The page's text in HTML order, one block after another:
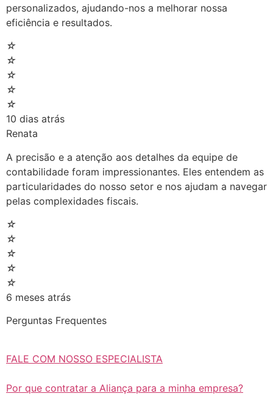
personalizados, ajudando-nos a melhorar nossa
eficiência e resultados.
☆
☆
☆
☆
☆
10 dias atrás
Renata
A precisão e a atenção aos detalhes da equipe de
contabilidade foram impressionantes. Eles entendem as
particularidades do nosso setor e nos ajudam a navegar
pelas complexidades fiscais.
☆
☆
☆
☆
☆
6 meses atrás
Perguntas Frequentes
FALE COM NOSSO ESPECIALISTA
Por que contratar a Aliança para a minha empresa?